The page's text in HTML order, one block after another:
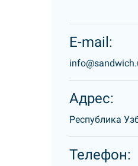
E-mail:
Адрес:
Республика
Телефон: